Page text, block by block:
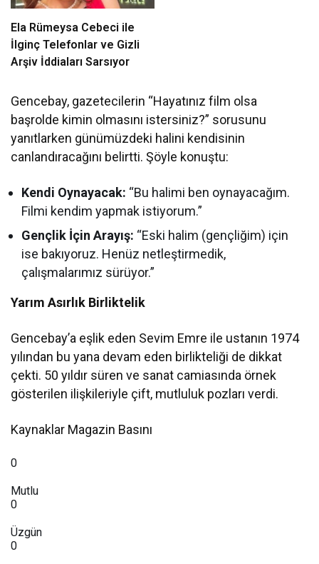
Ela Rümeysa Cebeci ile
İlginç Telefonlar ve Gizli
Arşiv İddiaları Sarsıyor
Gencebay, gazetecilerin “Hayatınız film olsa
başrolde kimin olmasını istersiniz?” sorusunu
yanıtlarken günümüzdeki halini kendisinin
canlandıracağını belirtti. Şöyle konuştu:
Kendi Oynayacak: “Bu halimi ben oynayacağım.
Filmi kendim yapmak istiyorum.”
Gençlik İçin Arayış: “Eski halim (gençliğim) için
ise bakıyoruz. Henüz netleştirmedik,
çalışmalarımız sürüyor.”
Yarım Asırlık Birliktelik
Gencebay’a eşlik eden Sevim Emre ile ustanın 1974
yılından bu yana devam eden birlikteliği de dikkat
çekti. 50 yıldır süren ve sanat camiasında örnek
gösterilen ilişkileriyle çift, mutluluk pozları verdi.
Kaynaklar Magazin Basını
0
Mutlu
0
Üzgün
0